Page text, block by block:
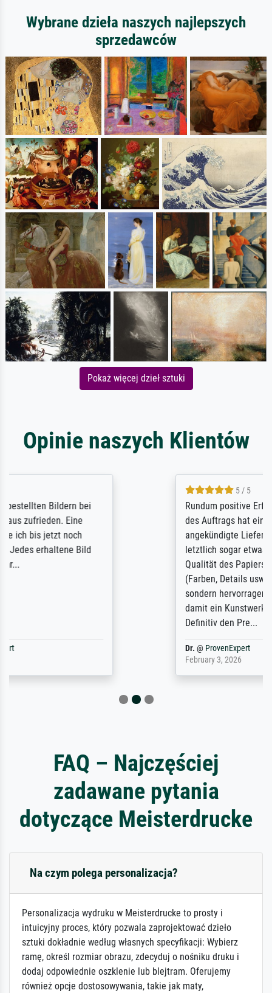
Wybrane dzieła naszych najlepszych
sprzedawców
Pokaż więcej dzieł sztuki
Opinie naszych Klientów
Rundum positive Erfahrung. Die Ausführung
des Auftrags hat eine Weile gedauert, die
angekündigte Lieferzeit wurde aber
letztlich sogar etwas unterschritten. Die
Qualität des Papiers und des Drucks
(Farben, Details usw.) ist nicht nur gut,
sondern hervorragend. Selbst ein Druck ist
damit ein Kunstwerk im eigenen Sinne.
FAQ – Najczęściej
zadawane pytania
dotyczące Meisterdrucke
Na czym polega personalizacja?
Personalizacja wydruku w Meisterdrucke to prosty i
intuicyjny proces, który pozwala zaprojektować dzieło
sztuki dokładnie według własnych specyfikacji: Wybierz
ramę, określ rozmiar obrazu, zdecyduj o nośniku druku i
dodaj odpowiednie oszklenie lub blejtram. Oferujemy
również opcje dostosowywania, takie jak maty,